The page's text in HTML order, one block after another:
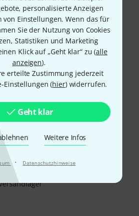
personalisierte Anzeigen
von Einstellungen. Wenn das für
Sie der Nutzung von Cookies
Statistiken und Marketing
Klick auf „Geht klar“ zu (alle
anzeigen).
erteilte Zustimmung jederzeit
Einstellungen (hier) widerrufen.
Geht klar
Weitere Infos
· Datenschutzhinweise
und sicher per Nachnahme,
Pay, Klarna Sofort bezahlen
oder Kreditkarte.
Garantie
Garantie